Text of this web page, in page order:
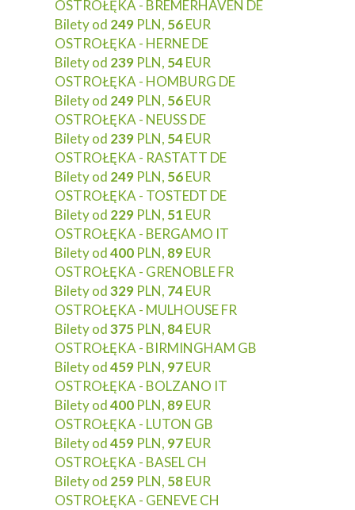
OSTROŁĘKA - BREMERHAVEN DE
Bilety od 249 PLN, 56EUR
OSTROŁĘKA - HERNE DE
Bilety od 239 PLN, 54EUR
OSTROŁĘKA - HOMBURG DE
Bilety od 249 PLN, 56EUR
OSTROŁĘKA - NEUSS DE
Bilety od 239 PLN, 54EUR
OSTROŁĘKA - RASTATT DE
Bilety od 249 PLN, 56EUR
OSTROŁĘKA - TOSTEDT DE
Bilety od 229 PLN, 51 EUR
OSTROŁĘKA - BERGAMO IT
Bilety od400 PLN, 89EUR
OSTROŁĘKA - GRENOBLE FR
Bilety od329 PLN, 74EUR
OSTROŁĘKA - MULHOUSE FR
Bilety od375 PLN, 84EUR
OSTROŁĘKA - BIRMINGHAM GB
Bilety od459 PLN, 97EUR
OSTROŁĘKA - BOLZANO IT
Bilety od400 PLN, 89EUR
OSTROŁĘKA - LUTON GB
Bilety od459 PLN, 97EUR
OSTROŁĘKA - BASEL CH
Bilety od 259 PLN, 58EUR
OSTROŁĘKA - GENEVE CH